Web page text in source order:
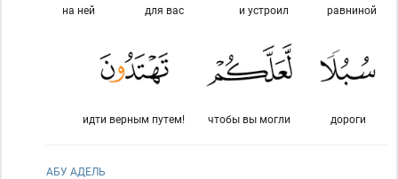
равниной
и устроил
для вас
на ней
дороги
чтобы вы могли
идти верным путем!
АБУ АДЕЛЬ